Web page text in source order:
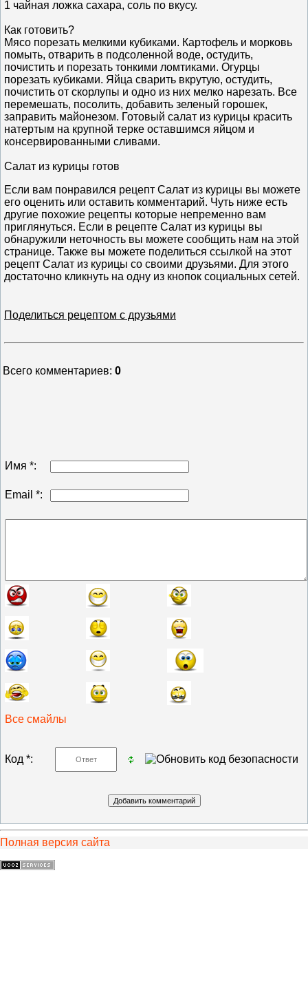
1 чайная ложка сахара, соль по вкусу.
Как готовить?
Мясо порезать мелкими кубиками. Картофель и морковь
помыть, отварить в подсоленной воде, остудить,
почистить и порезать тонкими ломтиками. Огурцы
порезать кубиками. Яйца сварить вкрутую, остудить,
почистить от скорлупы и одно из них мелко нарезать. Все
перемешать, посолить, добавить зеленый горошек,
заправить майонезом. Готовый салат из курицы красить
натертым на крупной терке оставшимся яйцом и
консервированными сливами.
Салат из курицы готов
Если вам понравился рецепт Салат из курицы вы можете
его оценить или оставить комментарий. Чуть ниже есть
другие похожие рецепты которые непременно вам
приглянуться. Если в рецепте Салат из курицы вы
обнаружили неточность вы можете сообщить нам на этой
странице. Также вы можете поделиться ссылкой на этот
рецепт Салат из курицы со своими друзьями. Для этого
достаточно кликнуть на одну из кнопок социальных сетей.
Поделиться рецептом с друзьями
Всего комментариев: 0
Имя *:
Email *:
Все смайлы
Код *:
Полная версия сайта